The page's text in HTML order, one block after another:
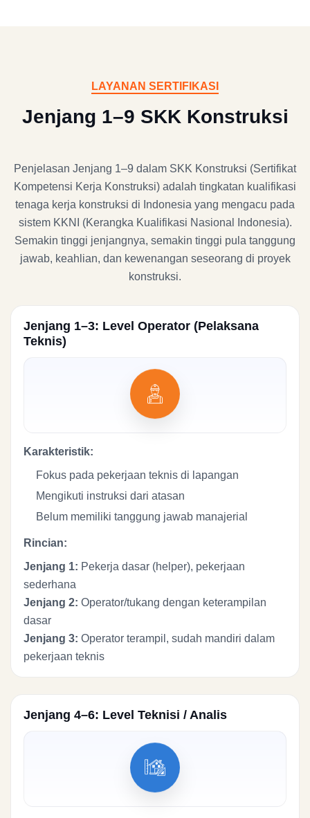
LAYANAN SERTIFIKASI
Jenjang 1–9 SKK Konstruksi
Penjelasan Jenjang 1–9 dalam SKK Konstruksi (Sertifikat
Kompetensi Kerja Konstruksi) adalah tingkatan kualifikasi
tenaga kerja konstruksi di Indonesia yang mengacu pada
sistem KKNI (Kerangka Kualifikasi Nasional Indonesia).
Semakin tinggi jenjangnya, semakin tinggi pula tanggung
jawab, keahlian, dan kewenangan seseorang di proyek
konstruksi.
Jenjang 1–3: Level Operator (Pelaksana
Teknis)
Karakteristik:
Fokus pada pekerjaan teknis di lapangan
Mengikuti instruksi dari atasan
Belum memiliki tanggung jawab manajerial
Rincian:
Jenjang 1: Pekerja dasar (helper), pekerjaan
sederhana
Jenjang 2: Operator/tukang dengan keterampilan
dasar
Jenjang 3: Operator terampil, sudah mandiri dalam
pekerjaan teknis
Jenjang 4–6: Level Teknisi / Analis